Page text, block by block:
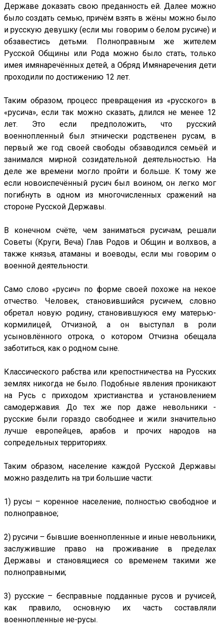
Державе доказать свою преданность ей. Далее можно
было создать семью, причём взять в жёны можно было
и русскую девушку (если мы говорим о белом русиче) и
обзавестись детьми. Полноправным же жителем
Русской Общины или Рода можно было стать, только
имея имянаречённых детей, а Обряд Имянаречения дети
проходили по достижению 12 лет.
Таким образом, процесс превращения из «русского» в
«русича», если так можно сказать, длился не менее 12
лет. Это если предположить, что русский
военнопленный был этнически родственен русам, в
первый же год своей свободы обзаводился семьёй и
занимался мирной созидательной деятельностью. На
деле же времени могло пройти и больше. К тому же
если новоиспечённый русич был воином, он легко мог
погибнуть в одном из многочисленных сражений на
стороне Русской Державы.
В конечном счёте, чем заниматься русичам, решали
Советы (Круги, Веча) Глав Родов и Общин и волхвов, а
также князья, атаманы и воеводы, если мы говорим о
военной деятельности.
Само слово «русич» по форме своей похоже на некое
отчество. Человек, становившийся русичем, словно
обретал новую родину, становившуюся ему матерью-
кормилицей, Отчизной, а он выступал в роли
усыновлённого отрока, о котором Отчизна обещала
заботиться, как о родном сыне.
Классического рабства или крепостничества на Русских
землях никогда не было. Подобные явления проникают
на Русь с приходом христианства и установлением
самодержавия. До тех же пор даже невольники -
русские были гораздо свободнее и жили значительно
лучше европейцев, арабов и прочих народов на
сопредельных территориях.
Таким образом, население каждой Русской Державы
можно разделить на три большие части:
1) русы – коренное население, полностью свободное и
полноправное;
2) русичи – бывшие военнопленные и иные невольники,
заслужившие право на проживание в пределах
Державы и становящиеся со временем такими же
полноправными;
3) русские – бесправные подданные русов и ручисей,
как правило, основную их часть составляли
военнопленные не-русы.